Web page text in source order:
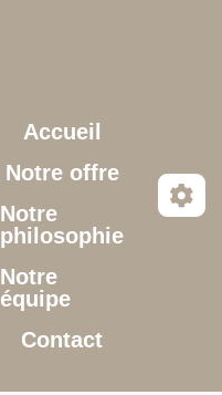
Accueil
Notre offre
Notre
philosophie
Notre
équipe
Contact